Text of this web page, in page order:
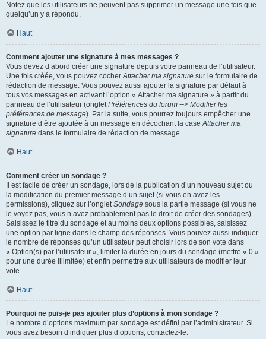
Notez que les utilisateurs ne peuvent pas supprimer un message une fois que
quelqu’un y a répondu.
Haut
Comment ajouter une signature à mes messages ?
Vous devez d’abord créer une signature depuis votre panneau de l’utilisateur.
Une fois créée, vous pouvez cocherAttacher ma signature sur le formulaire de
rédaction de message. Vous pouvez aussi ajouter la signature par défaut à
tous vos messages en activant l’option « Attacher ma signature » à partir du
panneau de l’utilisateur (ongletPréférences du forum --> Modifier les
préférences de message). Par la suite, vous pourrez toujours empêcher une
signature d’être ajoutée à un message en décochant la caseAttacher ma
signature dans le formulaire de rédaction de message.
Haut
Comment créer un sondage ?
Il est facile de créer un sondage, lors de la publication d’un nouveau sujet ou
la modification du premier message d’un sujet (si vous en avez les
permissions), cliquez sur l’ongletSondage sous la partie message (si vous ne
le voyez pas, vous n’avez probablement pas le droit de créer des sondages).
Saisissez le titre du sondage et au moins deux options possibles, saisissez
une option par ligne dans le champ des réponses. Vous pouvez aussi indiquer
le nombre de réponses qu’un utilisateur peut choisir lors de son vote dans
« Option(s) par l’utilisateur », limiter la durée en jours du sondage (mettre « 0 »
pour une durée illimitée) et enfin permettre aux utilisateurs de modifier leur
vote.
Haut
Pourquoi ne puis-je pas ajouter plus d’options à mon sondage ?
Le nombre d’options maximum par sondage est défini par l’administrateur. Si
vous avez besoin d’indiquer plus d’options, contactez-le.